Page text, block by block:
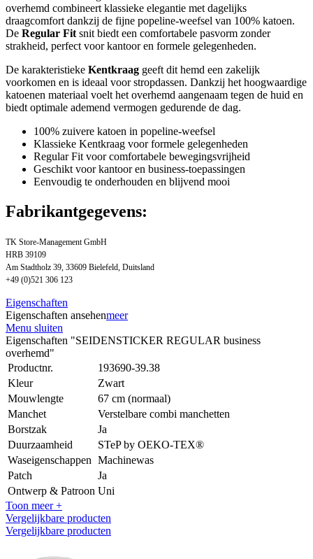
overhemd combineert klassieke elegantie met dagelijks
draagcomfort dankzij de fijne popeline-weefsel van 100% katoen.
De Regular Fit snit biedt een comfortabele pasvorm zonder
strakheid, perfect voor kantoor en formele gelegenheden.
De karakteristieke Kentkraag geeft dit hemd een zakelijk
voorkomen en is ideaal voor stropdassen. Dankzij het hoogwaardige
katoenen materiaal voelt het overhemd aangenaam tegen de huid en
biedt optimale ademend vermogen gedurende de dag.
100% zuivere katoen in popeline-weefsel
Klassieke Kentkraag voor formele gelegenheden
Regular Fit voor comfortabele bewegingsvrijheid
Geschikt voor kantoor en business-toepassingen
Eenvoudig te onderhouden en blijvend mooi
Fabrikantgegevens:
TK Store-Management GmbH
HRB 39109
Am Stadtholz 39, 33609 Bielefeld, Duitsland
+49 (0)521 306 123
Eigenschaften
Eigenschaften ansehenmeer
Menu sluiten
Eigenschaften "SEIDENSTICKER REGULAR business
overhemd"
Productnr.
193690-39.38
Kleur
Zwart
Mouwlengte
67 cm (normaal)
Manchet
Verstelbare combi manchetten
Borstzak
Ja
Duurzaamheid
STeP by OEKO-TEX®
Waseigenschappen Machinewas
Patch
Ja
Ontwerp & Patroon Uni
Toon meer +
Vergelijkbare producten
Vergelijkbare producten